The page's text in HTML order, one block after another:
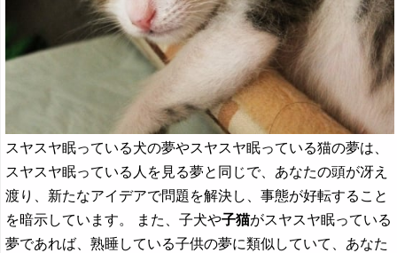
スヤスヤ眠っている犬の夢やスヤスヤ眠っている猫の夢は、
スヤスヤ眠っている人を見る夢と同じで、あなたの頭が冴え
渡り、新たなアイデアで問題を解決し、事態が好転すること
を暗示しています。 また、子犬や子猫がスヤスヤ眠っている
夢であれば、熟睡している子供の夢に類似していて、あなた